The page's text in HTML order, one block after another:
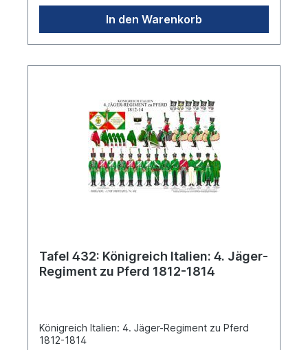
In den Warenkorb
Tafel 432: Königreich Italien: 4. Jäger-
Regiment zu Pferd 1812-1814
Königreich Italien: 4. Jäger-Regiment zu Pferd
1812-1814